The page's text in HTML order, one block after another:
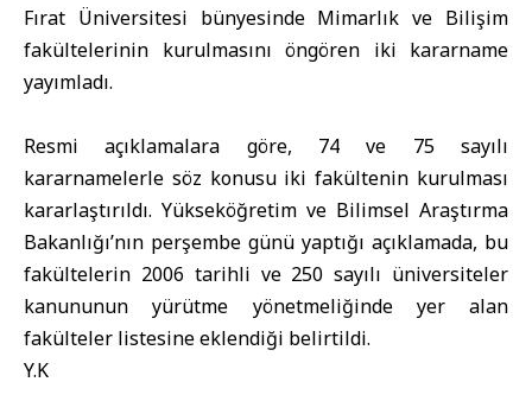
Fırat Üniversitesi bünyesinde Mimarlık ve Bilişim
fakültelerinin kurulmasını öngören iki kararname
yayımladı.
Resmi açıklamalara göre, 74 ve 75 sayılı
kararnamelerle söz konusu iki fakültenin kurulması
kararlaştırıldı. Yükseköğretim ve Bilimsel Araştırma
Bakanlığı’nın perşembe günü yaptığı açıklamada, bu
fakültelerin 2006 tarihli ve 250 sayılı üniversiteler
kanununun yürütme yönetmeliğinde yer alan
fakülteler listesine eklendiği belirtildi.
Y.K